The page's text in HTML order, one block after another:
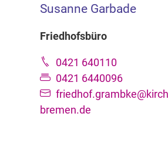
Susanne Garbade
Friedhofsbüro
0421 640110
0421 6440096
bremen.de